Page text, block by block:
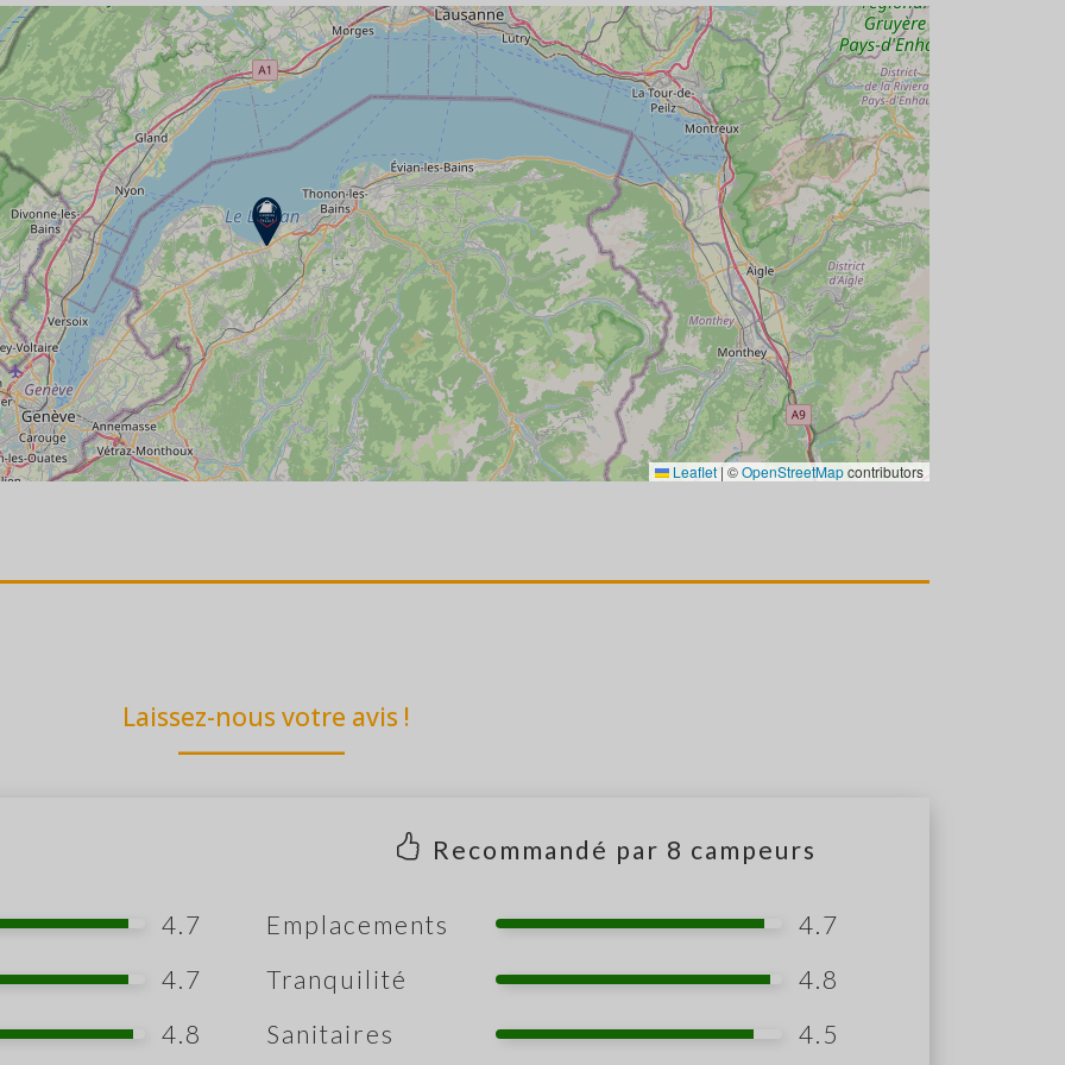
Leaflet | ©OpenStreetMapcontributors
Laissez-nous votre avis !
Recommandé par 8 campeurs
4.7 Emplacements
4.7
4.7
Tranquilité
4.8
4.8
Sanitaires 4.5